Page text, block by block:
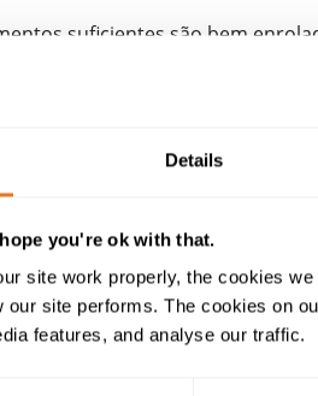
Details
you're ok with that.
site work properly, the cookies
site performs. The cookies on
features, and analyse our traffic.
suficientes são bem
número de voltas que a
As amostras são, então,
(tipicamente 150°C durante 60